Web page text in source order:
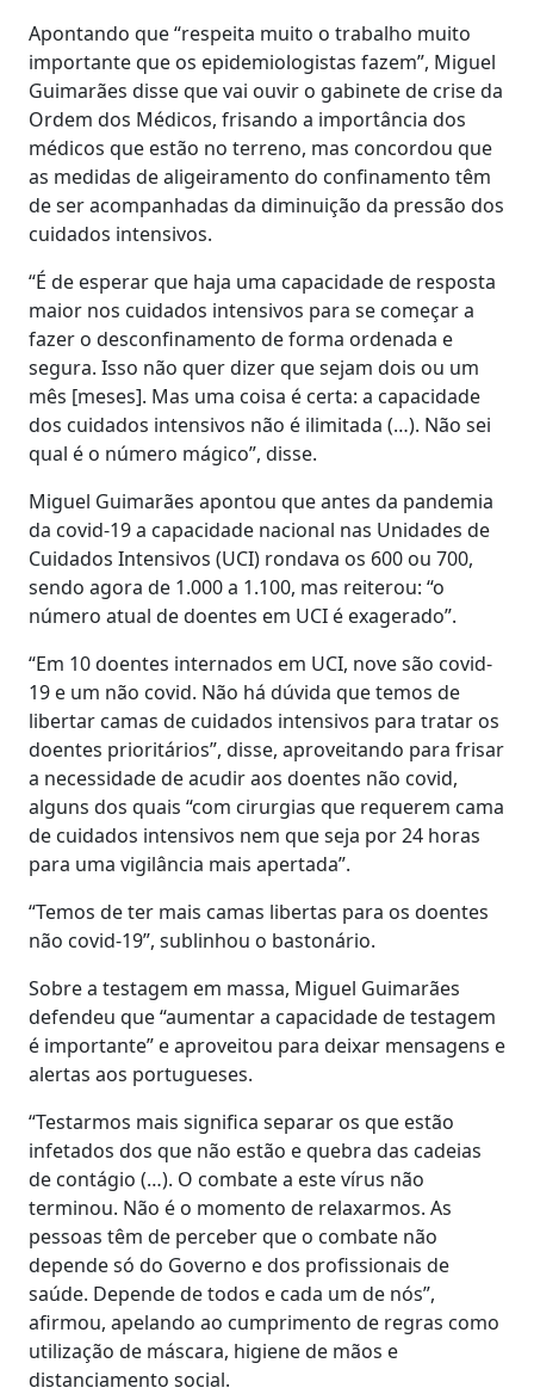
Apontando que “respeita muito o trabalho muito
importante que os epidemiologistas fazem”, Miguel
Guimarães disse que vai ouvir o gabinete de crise da
Ordem dos Médicos, frisando a importância dos
médicos que estão no terreno, mas concordou que
as medidas de aligeiramento do confinamento têm
de ser acompanhadas da diminuição da pressão dos
cuidados intensivos.
“É de esperar que haja uma capacidade de resposta
maior nos cuidados intensivos para se começar a
fazer o desconfinamento de forma ordenada e
segura. Isso não quer dizer que sejam dois ou um
mês [meses]. Mas uma coisa é certa: a capacidade
dos cuidados intensivos não é ilimitada (…). Não sei
qual é o número mágico”, disse.
Miguel Guimarães apontou que antes da pandemia
da covid-19 a capacidade nacional nas Unidades de
Cuidados Intensivos (UCI) rondava os 600 ou 700,
sendo agora de 1.000 a 1.100, mas reiterou: “o
número atual de doentes em UCI é exagerado”.
“Em 10 doentes internados em UCI, nove são covid-
19 e um não covid. Não há dúvida que temos de
libertar camas de cuidados intensivos para tratar os
doentes prioritários”, disse, aproveitando para frisar
a necessidade de acudir aos doentes não covid,
alguns dos quais “com cirurgias que requerem cama
de cuidados intensivos nem que seja por 24 horas
para uma vigilância mais apertada”.
“Temos de ter mais camas libertas para os doentes
não covid-19”, sublinhou o bastonário.
Sobre a testagem em massa, Miguel Guimarães
defendeu que “aumentar a capacidade de testagem
é importante” e aproveitou para deixar mensagens e
alertas aos portugueses.
“Testarmos mais significa separar os que estão
infetados dos que não estão e quebra das cadeias
de contágio (…). O combate a este vírus não
terminou. Não é o momento de relaxarmos. As
pessoas têm de perceber que o combate não
depende só do Governo e dos profissionais de
saúde. Depende de todos e cada um de nós”,
afirmou, apelando ao cumprimento de regras como
utilização de máscara, higiene de mãos e
distanciamento social.